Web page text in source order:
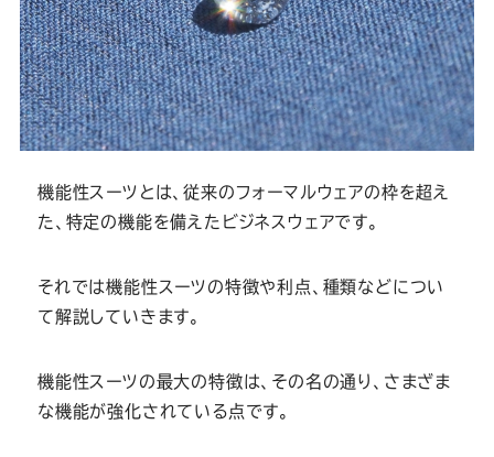
機能性スーツとは、従来のフォーマルウェアの枠を超え
た、特定の機能を備えたビジネスウェアです。
それでは機能性スーツの特徴や利点、種類などについ
て解説していきます。
機能性スーツの最大の特徴は、その名の通り、さまざま
な機能が強化されている点です。